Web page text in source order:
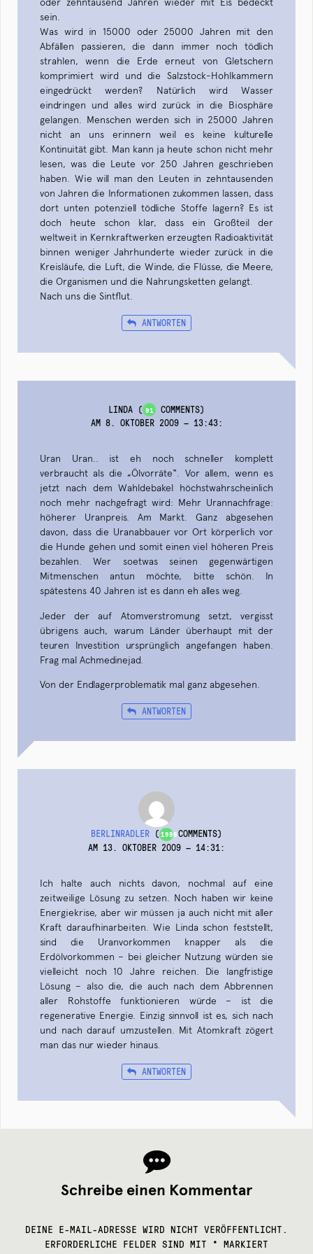
sein.
Was wird in 15000 oder 25000 Jahren mit den
Abfällen passieren, die dann immer noch tödlich
strahlen, wenn die Erde erneut von Gletschern
komprimiert wird und die Salzstock-Hohlkammern
eingedrückt werden? Natürlich wird Wasser
eindringen und alles wird zurück in die Biosphäre
gelangen. Menschen werden sich in 25000 Jahren
nicht an uns erinnern weil es keine kulturelle
Kontinuität gibt. Man kann ja heute schon nicht mehr
lesen, was die Leute vor 250 Jahren geschrieben
haben. Wie will man den Leuten in zehntausenden
von Jahren die Informationen zukommen lassen, dass
dort unten potenziell tödliche Stoffe lagern? Es ist
doch heute schon klar, dass ein Großteil der
weltweit in Kernkraftwerken erzeugten Radioaktivität
binnen weniger Jahrhunderte wieder zurück in die
Kreisläufe, die Luft, die Winde, die Flüsse, die Meere,
die Organismen und die Nahrungsketten gelangt.
Nach uns die Sintflut.
ANTWORTEN
LINDA ( 91
COMMENTS)
AM 8. OKTOBER 2009 — 13:43:
Uran Uran.. ist eh noch schneller komplett
verbraucht als die „Ölvorräte“. Vor allem, wenn es
jetzt nach dem Wahldebakel höchstwahrscheinlich
noch mehr nachgefragt wird: Mehr Urannachfrage:
höherer Uranpreis. Am Markt. Ganz abgesehen
davon, dass die Uranabbauer vor Ort körperlich vor
die Hunde gehen und somit einen viel höheren Preis
bezahlen. Wer soetwas seinen gegenwärtigen
Mitmenschen antun möchte, bitte schön. In
spätestens 40 Jahren ist es dann eh alles weg.
Jeder der auf Atomverstromung setzt, vergisst
übrigens auch, warum Länder überhaupt mit der
teuren Investition ursprünglich angefangen haben.
Frag mal Achmedinejad.
Von der Endlagerproblematik mal ganz abgesehen.
ANTWORTEN
BERLINRADLER (1998COMMENTS)
AM 13. OKTOBER 2009 — 14:31:
Ich halte auch nichts davon, nochmal auf eine
zeitweilige Lösung zu setzen. Noch haben wir keine
Energiekrise, aber wir müssen ja auch nicht mit aller
Kraft daraufhinarbeiten. Wie Linda schon feststellt,
sind die Uranvorkommen knapper als die
Erdölvorkommen – bei gleicher Nutzung würden sie
vielleicht noch 10 Jahre reichen. Die langfristige
Lösung – also die, die auch nach dem Abbrennen
aller Rohstoffe funktionieren würde – ist die
regenerative Energie. Einzig sinnvoll ist es, sich nach
und nach darauf umzustellen. Mit Atomkraft zögert
man das nur wieder hinaus.
ANTWORTEN
Schreibe einen Kommentar
DEINE E-MAIL-ADRESSE WIRD NICHT VERÖFFENTLICHT.
ERFORDERLICHE FELDER SIND MIT * MARKIERT